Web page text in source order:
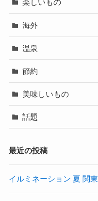
楽しいもの
海外
温泉
節約
美味しいもの
話題
最近の投稿
イルミネーション 夏 関東